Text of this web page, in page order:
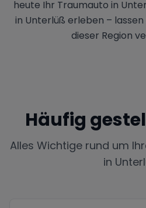
heute Ihr Traumauto in
in Unterlüß erleben – lassen
dieser Region
Häufig
Alles Wichtige rund um
in